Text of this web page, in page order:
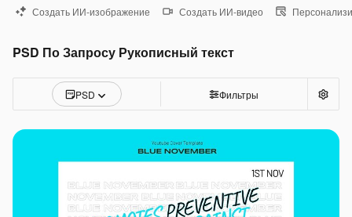
Создать ИИ-изображение Создать ИИ-видео
PSD По Запросу Рукописный текст
PSD Фильтры